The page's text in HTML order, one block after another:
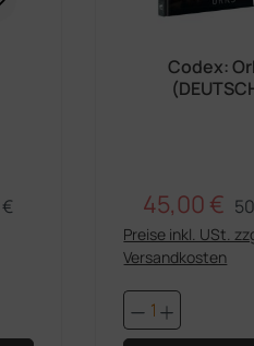
Preis:
Gib den
Codex:
45,00 €
Preise inkl. USt.
Versandkosten
Produkt